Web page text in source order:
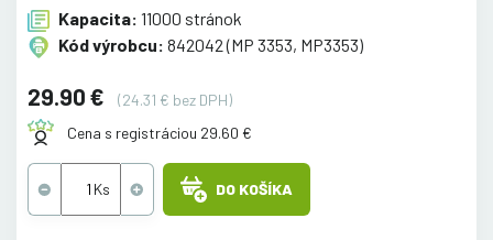
Kapacita: 11000 stránok
Kód výrobcu: 842042 (MP 3353, MP3353)
29.90 €
(24.31 € bez DPH)
Cena s registráciou 29.60 €
DO KOŠÍKA